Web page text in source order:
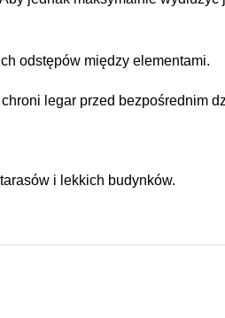
odstępów między elementami.
legar przed bezpośrednim
i lekkich budynków.